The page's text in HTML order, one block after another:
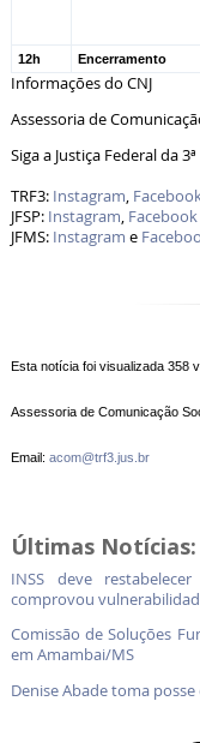
12h Encerramento
Informações do CNJ
Assessoria de
Siga a Justiça Federal da
TRF3: Instagram,
JFSP: Instagram, Facebook
JFMS: Instagram e
Esta notícia foi visualizada 358
Assessoria de Comunicação
Email: acom@trf3.jus.br
Últimas Notícias:
INSS deve
comprovou
Comissão de Soluções
em Amambai/MS
Denise Abade toma